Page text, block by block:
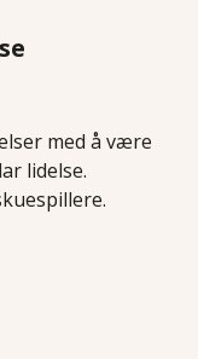
med å være
lidelse.